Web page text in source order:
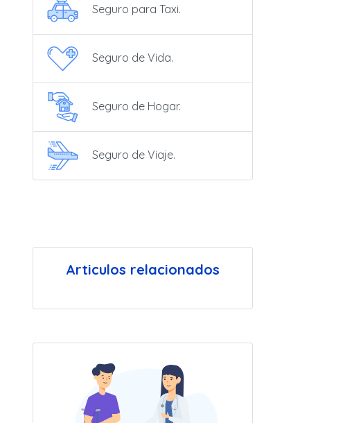
Seguro para Taxi.
Seguro de Vida.
Seguro de Hogar.
Seguro de Viaje.
Articulos relacionados